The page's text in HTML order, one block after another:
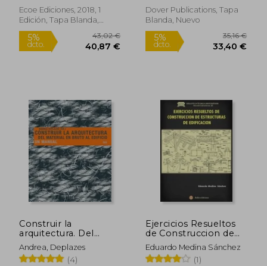
5% 23,75 €
Vargas Vargas, Mario
Arturo Rincón Villalba
Ecoe Ediciones, 2018, 1
Edición, Tapa Blanda,
Nuevo
of structure (en
Inglés)
Dover Publications, Tapa
Blanda, Nuevo
Construir la
arquitectura. Del
material en bruto al
edificio.
Andrea, Deplazes
(4)
Ejercicios Resueltos
de Construccion de
Estructuras de
Edificacion
Eduardo Medina Sánchez
(1)